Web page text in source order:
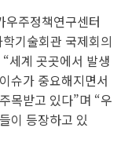
주정책연구센터
기술회관 국제회의
세계 곳곳에서 발생
슈가 중요해지면서
목받고 있다”며 “우
이 등장하고 있